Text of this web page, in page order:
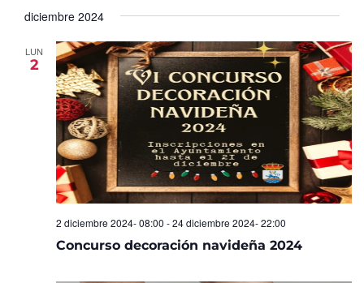
diciembre 2024
LUN
2
Concurso decoración navideña 2024
2 diciembre 2024- 08:00 -24 diciembre 2024- 22:00